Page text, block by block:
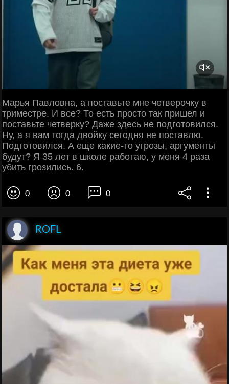
Марья Павловна, а поставьте мне четверочку в
триместре. И все? То есть просто так пришел и
поставьте четверку? Даже здесь не подготовился.
Ну, а я вам тогда двойку сегодня не поставлю.
Подготовился. А еще какие-то угрозы, аргументы
будут? Я 35 лет в школе работаю, у меня 4 раза
убить грозились. 6.
0 0 0
ROFL